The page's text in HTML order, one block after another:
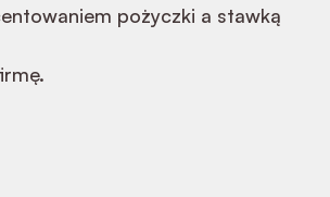
pożyczki a stawką